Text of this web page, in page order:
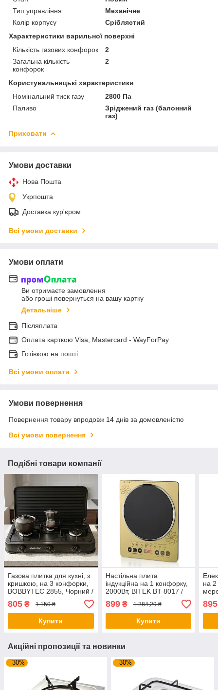
Тип управління
Механічне
Колір корпусу
Сріблястий
Характеристики варильної поверхні
Кількість газових конфорок
2
Загальна кількість
конфорок
2
Користувальницькі характеристики
Номінальний тиск газу
2800 Па
Паливо
Зріджений газ (балонний
газ)
Приховати
Умови доставки
Нова Пошта
Укрпошта
Доставка кур'єром
Всі умови доставки
Умови оплати
Ви отримаєте замовлення
або гроші повернуться на вашу картку
Детальніше
Післяплата
Оплата карткою Visa, Mastercard - WayForPay
Готівкою на пошті
Всі умови оплати
Умови повернення
Повернення товару впродовж 14 днів за домовленістю
Всі умови повернення
Подібні товари компанії
Газова плитка для кухні, з
кришкою, на 3 конфорки,
BOBBYTEC 2855, Чорний /
Настільна плита / Газова
плита настільна
805 ₴ 1 150 ₴
Купити
Настільна плита
індукційна на 1 конфорку,
2000Вт, BITEK BT-8017 /
Електроплита / Варильна
поверхня
899₴ 1 284,29 ₴
Купити
на 2
895
Акційні пропозиції та новинки
–30% –30%